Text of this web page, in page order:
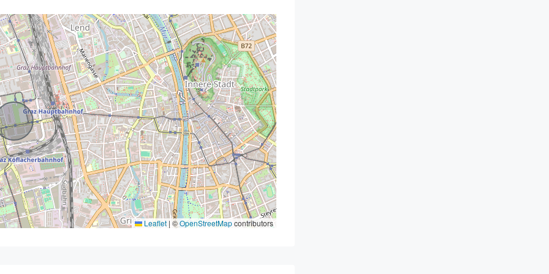
Leaflet | ©OpenStreetMapcontributors